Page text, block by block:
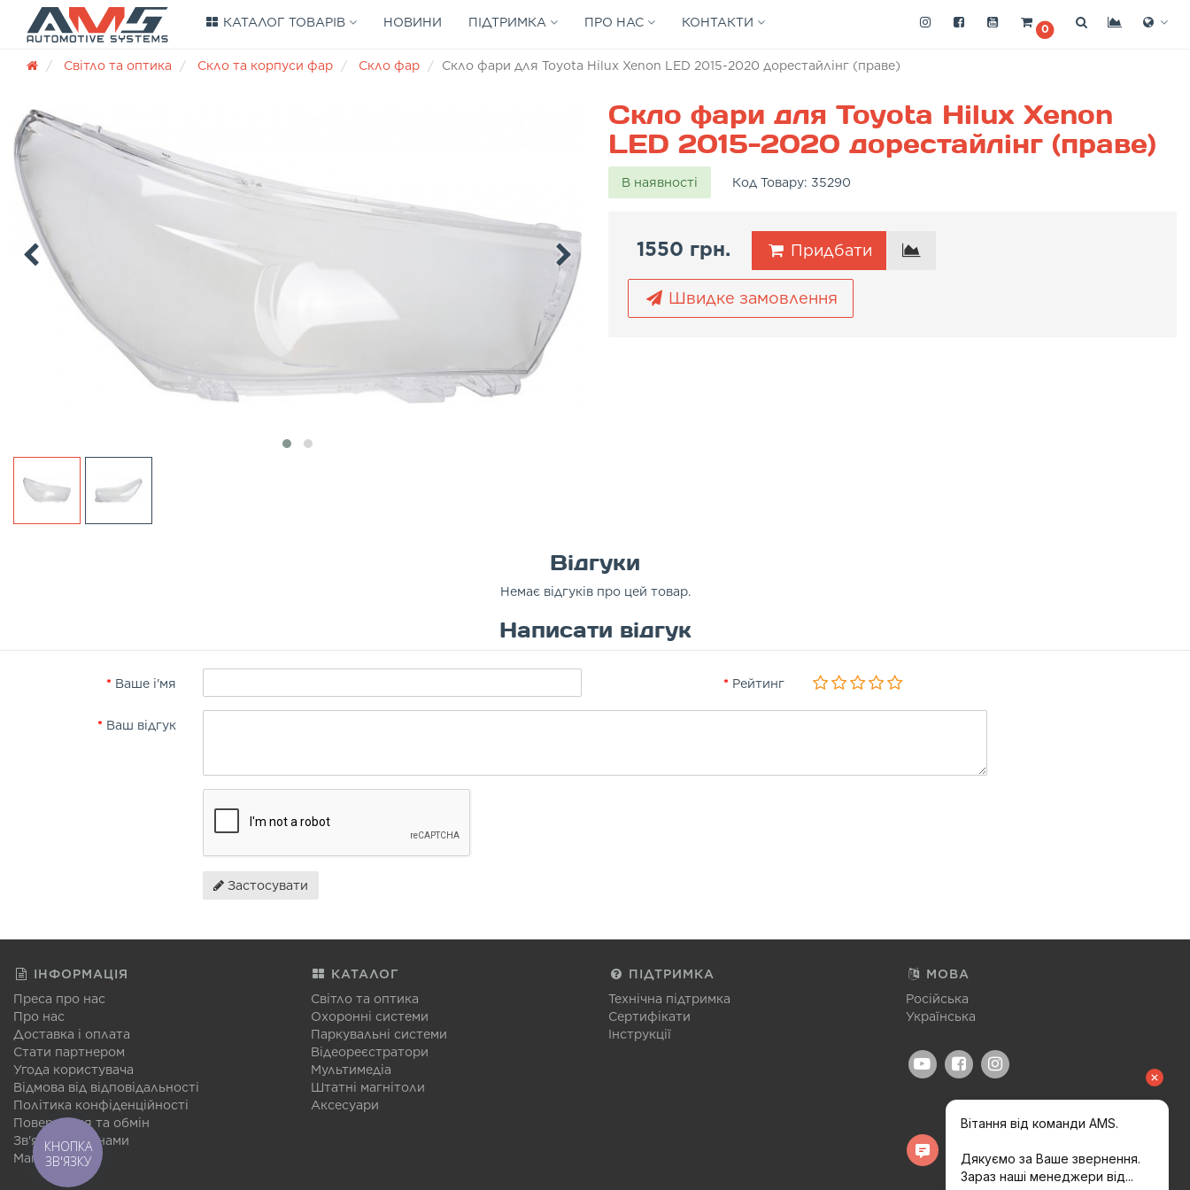
КАТАЛОГ ТОВАРІВ НОВИНИ ПІДТРИМКА ПРО НАС КОНТАКТИ 0
Світло та оптика Скло та корпуси фар Скло фар Скло фари для Toyota Hilux Xenon LED 2015-2020 дорестайлінг (праве)
Скло фари для Toyota Hilux Xenon
LED 2015-2020 дорестайлінг (праве)
В наявності Код Товару: 35290
1550 грн. Придбати
Швидке замовлення
Відгуки
Немає відгуків про цей товар.
Написати відгук
Ваше і'мя Рейтинг
Ваш відгук
Застосувати
ІНФОРМАЦІЯ
Преса про нас
Про нас
Доставка і оплата
Стати партнером
Угода користувача
Відмова від відповідальності
Політика конфіденційності
Повернення та обмін
Зв'язатися з нами
Мапа сайту
КАТАЛОГ
Світло та оптика
Охоронні системи
Паркувальні системи
Відеореєстратори
Мультимедіа
Штатні магнітоли
Аксесуари
ПІДТРИМКА
Технічна підтримка
Сертифікати
Інструкції
МОВА
Російська
Українська
КНОПКА
ЗВ'ЯЗКУ